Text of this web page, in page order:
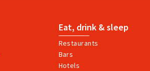
Eat, drink & sleep
Restaurants
Bars
Hotels